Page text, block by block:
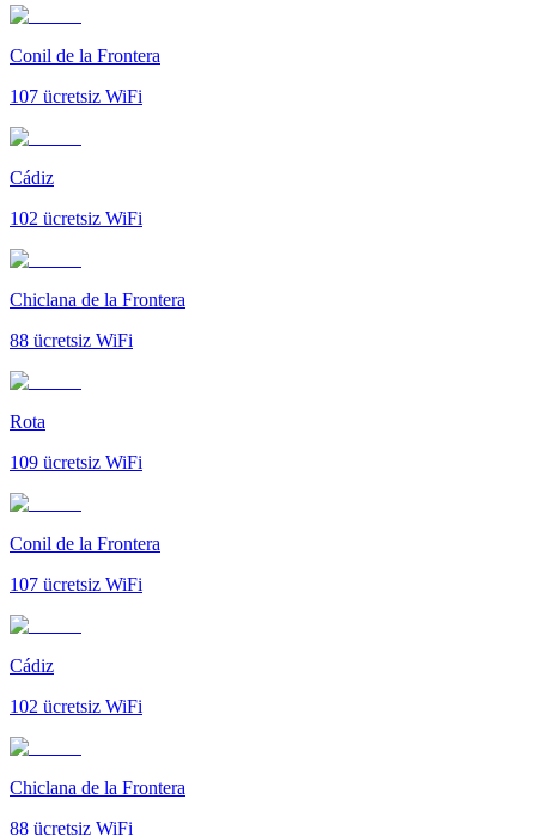
Conil de la Frontera
107 ücretsiz WiFi
Cádiz
102 ücretsiz WiFi
Chiclana de la Frontera
88 ücretsiz WiFi
Rota
109 ücretsiz WiFi
Conil de la Frontera
107 ücretsiz WiFi
Cádiz
102 ücretsiz WiFi
Chiclana de la Frontera
88 ücretsiz WiFi